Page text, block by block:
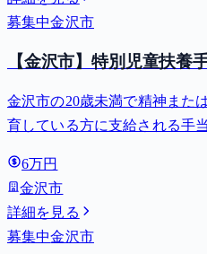
募集中金沢市
【金沢市】特別児童扶養
金沢市の20歳未満で精神また
育している方に支給される手
6万円
金沢市
詳細を見る
募集中金沢市